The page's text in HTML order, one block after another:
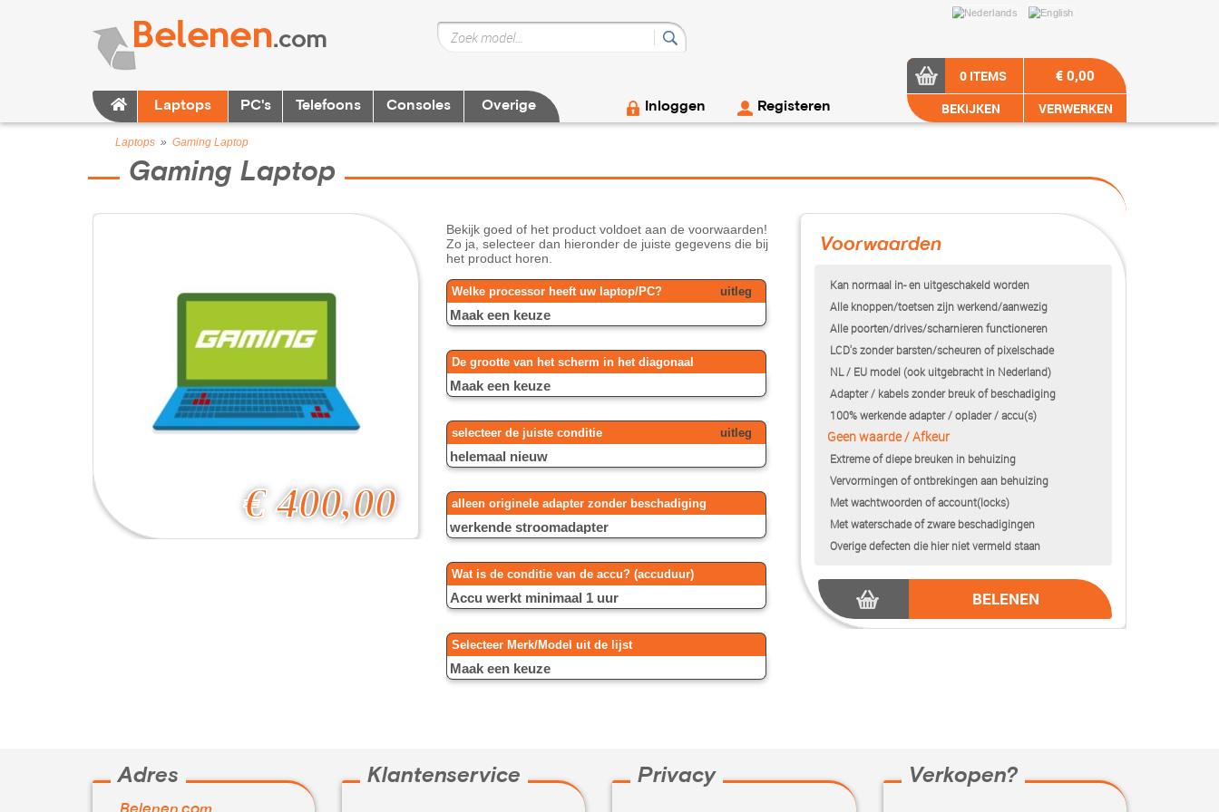
Laptops PC's Telefoons Consoles Overige Inloggen Registeren
0 ITEMS
BEKIJKEN
€ 0,00
VERWERKEN
Laptops » Gaming Laptop
Gaming Laptop
€400,00
Bekijk goed of het product voldoet aan de voorwaarden!
Zo ja, selecteer dan hieronder de juiste gegevens die bij
het product horen.
Welke processor heeft uw laptop/PC? uitleg
De grootte van het scherm in het diagonaal
selecteer de juiste conditie uitleg
alleen originele adapter zonder beschadiging
Wat is de conditie van de accu? (accuduur)
Selecteer Merk/Model uit de lijst
Voorwaarden
Kan normaal in- en uitgeschakeld worden
Alle knoppen/toetsen zijn werkend/aanwezig
Alle poorten/drives/scharnieren functioneren
LCD's zonder barsten/scheuren of pixelschade
NL / EU model (ook uitgebracht in Nederland)
Adapter / kabels zonder breuk of beschadiging
100% werkende adapter / oplader / accu(s)
Geen waarde / Afkeur
Extreme of diepe breuken in behuizing
Vervormingen of ontbrekingen aan behuizing
Met wachtwoorden of account(locks)
Met waterschade of zware beschadigingen
Overige defecten die hier niet vermeld staan
BELENEN
Adres Klantenservice Privacy Verkopen?